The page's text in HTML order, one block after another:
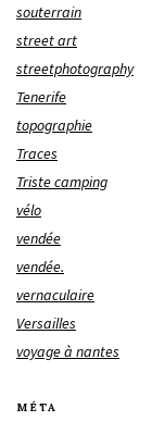
souterrain
street art
streetphotography
Tenerife
topographie
Traces
Triste camping
vélo
vendée
vendée.
vernaculaire
Versailles
voyage à nantes
MÉTA